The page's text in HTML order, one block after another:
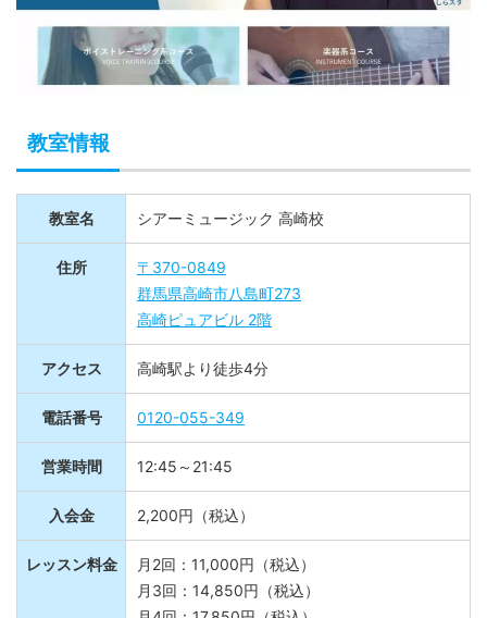
教室情報
教室名 シアーミュージック 高崎校
住所
〒370-0849
群馬県高崎市八島町273
高崎ピュアビル 2階
アクセス 高崎駅より徒歩4分
電話番号 0120-055-349
営業時間 12:45～21:45
入会金 2,200円（税込）
レッスン料金
月2回：11,000円（税込）
月3回：14,850円（税込）